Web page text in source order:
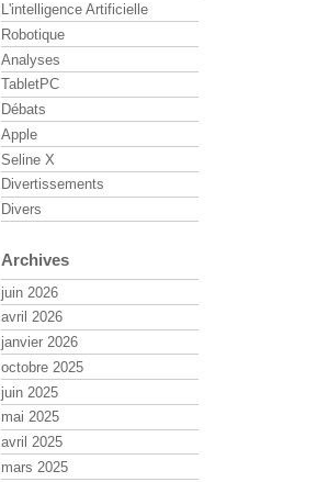
L'intelligence Artificielle
Robotique
Analyses
TabletPC
Débats
Apple
Seline X
Divertissements
Divers
Archives
juin 2026
avril 2026
janvier 2026
octobre 2025
juin 2025
mai 2025
avril 2025
mars 2025